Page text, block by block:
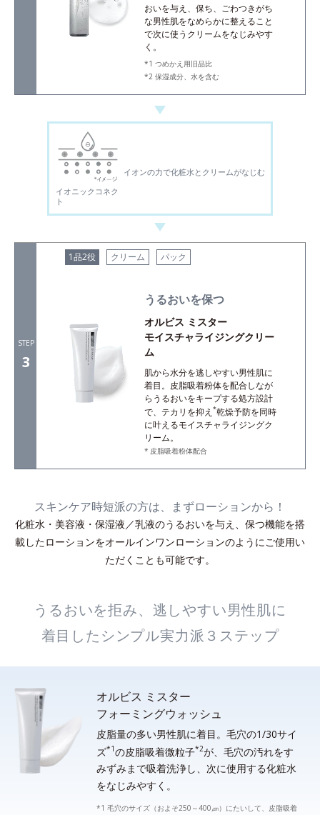
おいを与え、保ち、ごわつきがち
な男性肌をなめらかに整えること
で次に使うクリームをなじみやす
く。
つめかえ用旧品比
保湿成分、水を含む
イオニックコネク
ト
イオンの力で化粧水とクリームがなじむ
STEP
3
1品2役 クリーム パック
うるおいを保つ
オルビス ミスター
モイスチャライジングクリー
ム
肌から水分を逃しやすい男性肌に
着目。皮脂吸着粉体を配合しなが
らうるおいをキープする処方設計
で、テカリを抑え *乾燥予防を同時
に叶えるモイスチャライジングク
リーム。
皮脂吸着粉体配合
スキンケア時短派の方は、まずローションから！
化粧水・美容液・保湿液／乳液のうるおいを与え、保つ機能を搭
載したローションをオールインワンローションのようにご使用い
ただくことも可能です。
うるおいを拒み、逃しやすい男性肌に
着目したシンプル実力派３ステップ
オルビス ミスター
フォーミングウォッシュ
皮脂量の多い男性肌に着目。毛穴の1/30サイ
ズ*1の皮脂吸着微粒子*2が、毛穴の汚れをす
みずみまで吸着洗浄し、次に使用する化粧水
をなじみやすく。
*1 毛穴のサイズ（およそ250～400㎛）にたいして、皮脂吸着